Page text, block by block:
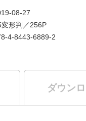
08-27
変形判／256P
4-8443-6889-2
ダウン